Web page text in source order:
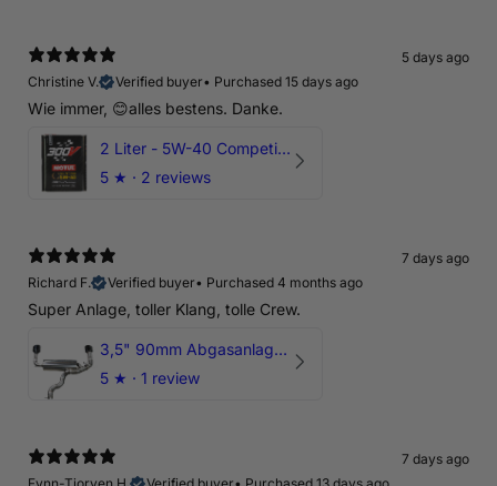
5 days ago
Christine V.
Verified buyer• Purchased 15 days ago
Wie immer, 😊alles bestens. Danke.
2 Liter - 5W-40 Competition 300V Motul Motoröl
5 ★ · 2 reviews
7 days ago
Richard F.
Verified buyer• Purchased 4 months ago
Super Anlage, toller Klang, tolle Crew.
3,5" 90mm Abgasanlage AUDI RSQ3 DNWA 2.5 TFSI
5 ★ · 1 review
7 days ago